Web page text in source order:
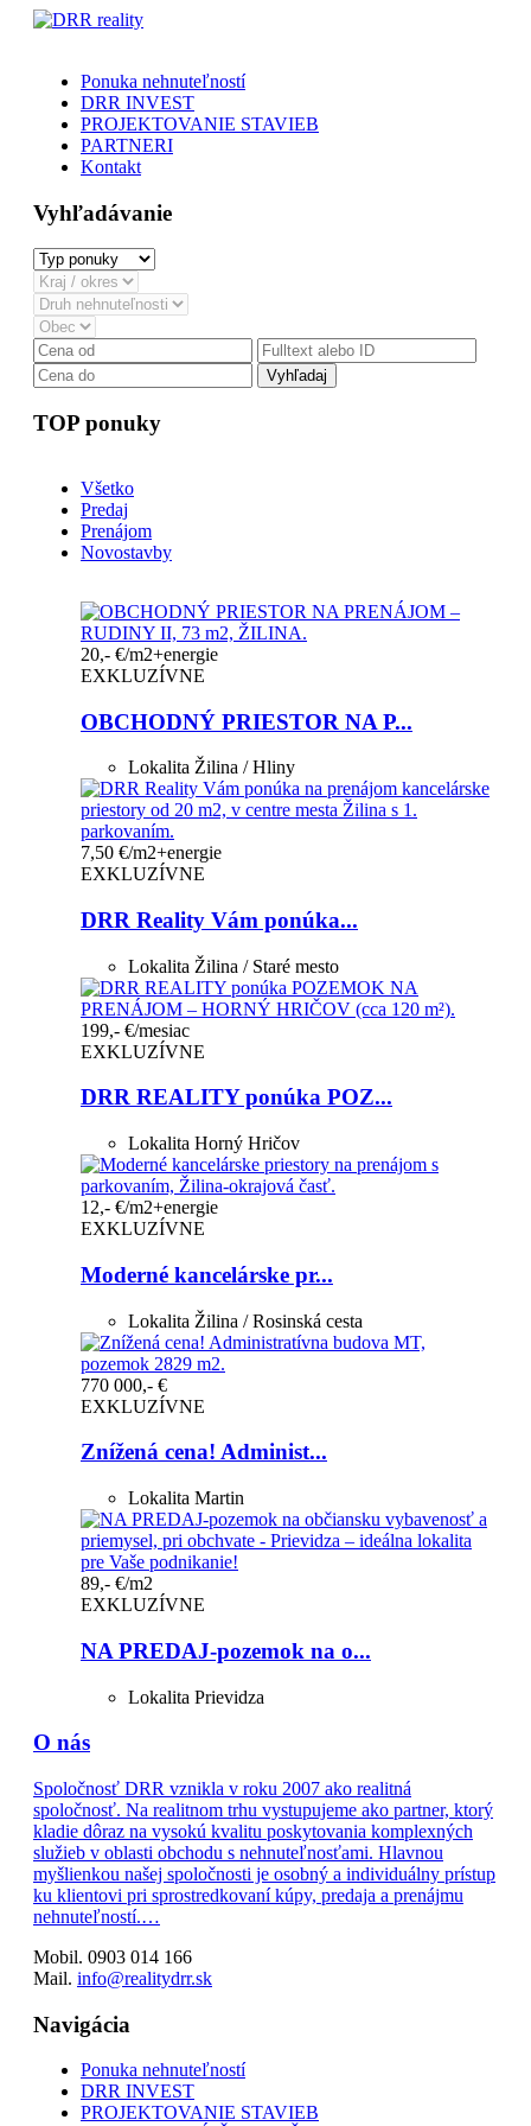
Ponuka nehnuteľností
DRR INVEST
PROJEKTOVANIE STAVIEB
PARTNERI
Kontakt
Vyhľadávanie
Vyhľadaj
TOP ponuky
Všetko
Predaj
Prenájom
Novostavby
20,- €/m2+energie
EXKLUZÍVNE
OBCHODNÝ PRIESTOR NA P...
Lokalita Žilina / Hliny
7,50 €/m2+energie
EXKLUZÍVNE
DRR Reality Vám ponúka...
Lokalita Žilina / Staré mesto
199,- €/mesiac
EXKLUZÍVNE
DRR REALITY ponúka POZ...
Lokalita Horný Hričov
12,- €/m2+energie
EXKLUZÍVNE
Moderné kancelárske pr...
Lokalita Žilina / Rosinská cesta
770 000,- €
EXKLUZÍVNE
Znížená cena! Administ...
Lokalita Martin
89,- €/m2
EXKLUZÍVNE
NA PREDAJ-pozemok na o...
Lokalita Prievidza
O nás
Spoločnosť DRR vznikla v roku 2007 ako realitná
spoločnosť. Na realitnom trhu vystupujeme ako partner, ktorý
kladie dôraz na vysokú kvalitu poskytovania komplexných
služieb v oblasti obchodu s nehnuteľnosťami. Hlavnou
myšlienkou našej spoločnosti je osobný a individuálny prístup
ku klientovi pri sprostredkovaní kúpy, predaja a prenájmu
nehnuteľností.…
Mobil. 0903 014 166
Mail. info@realitydrr.sk
Navigácia
Ponuka nehnuteľností
DRR INVEST
PROJEKTOVANIE STAVIEB